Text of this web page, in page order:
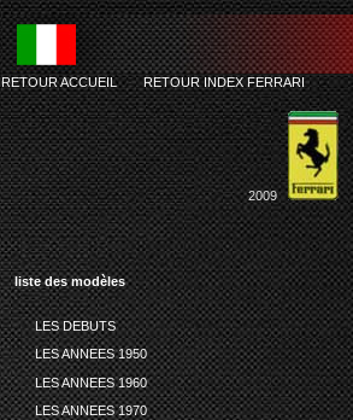
liste des modèles
LES DEBUTS
LES ANNEES 1950
LES ANNEES 1960
LES ANNEES 1970
RETOUR ACCUEIL-RETOUR INDEX FERRARI
2009